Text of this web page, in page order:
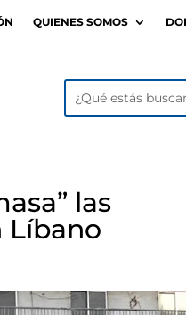
QUIENES SOMOS
las
Líbano